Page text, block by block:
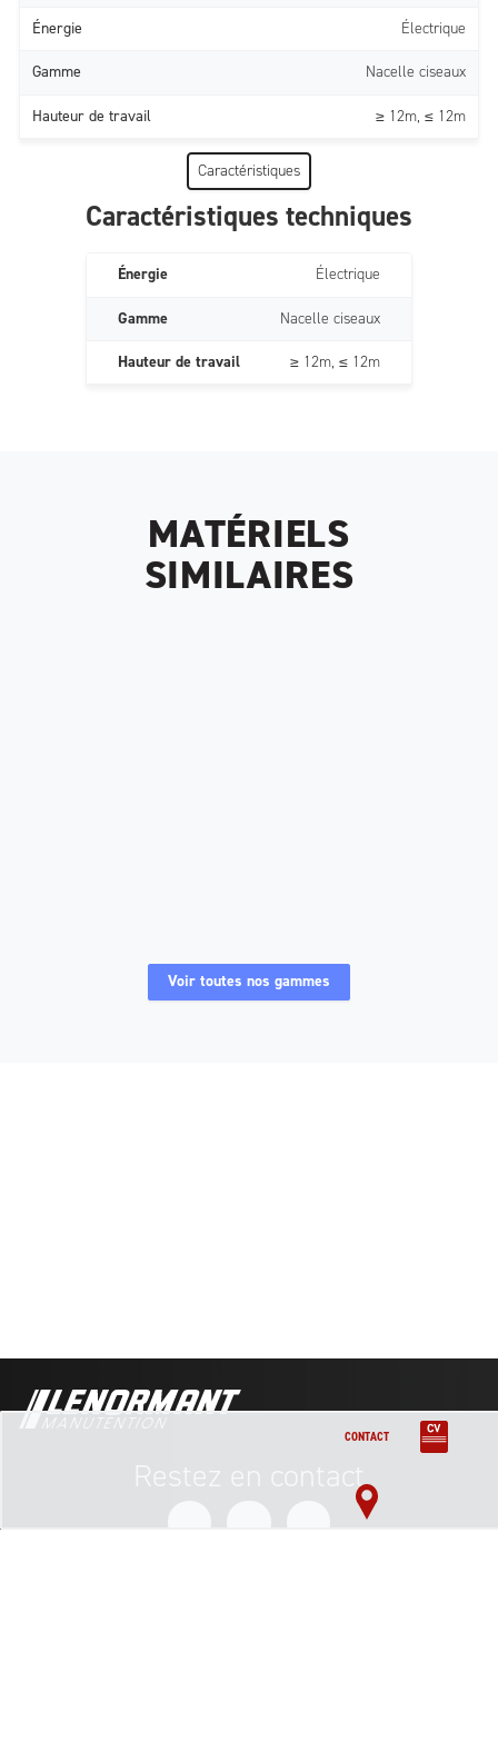
Caractéristiques
Énergie Électrique
Gamme Nacelle ciseaux
Hauteur de travail ≥ 12m, ≤ 12m
Caractéristiques techniques
Énergie Électrique
Gamme Nacelle ciseaux
Hauteur de travail ≥ 12m, ≤ 12m
MATÉRIELS
SIMILAIRES
Nacelles électriques ciseaux 10 m
Voir toutes nos gammes
CONTACT
Restez en contact